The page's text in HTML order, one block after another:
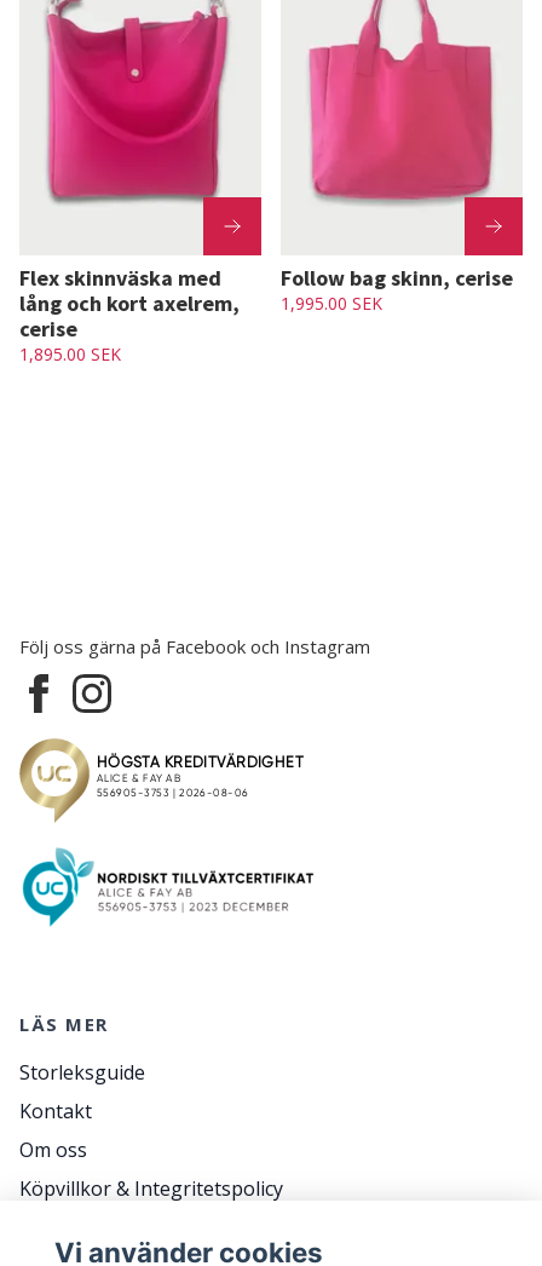
Flex skinnväska med
lång och kort axelrem,
cerise
1,895.00 SEK
Follow bag skinn, cerise
1,995.00 SEK
Följ oss gärna på Facebook och Instagram
LÄS MER
Storleksguide
Kontakt
Om oss
Köpvillkor & Integritetspolicy
Vi använder cookies